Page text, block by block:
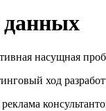
насущная
ход